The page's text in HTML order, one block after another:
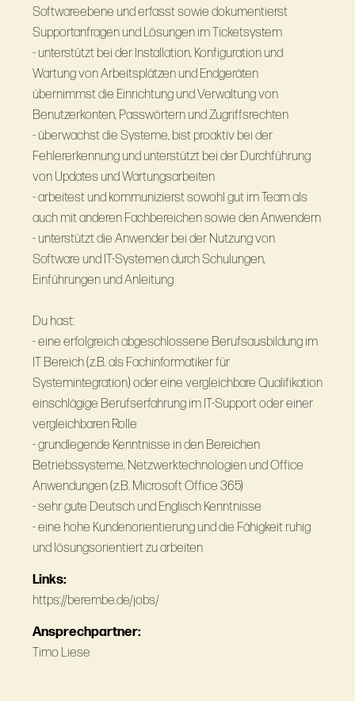
Softwareebene und erfasst sowie dokumentierst
Supportanfragen und Lösungen im Ticketsystem
- unterstützt bei der Installation, Konfiguration und
Wartung von Arbeitsplätzen und Endgeräten
übernimmst die Einrichtung und Verwaltung von
Benutzerkonten, Passwörtern und Zugriffsrechten
- überwachst die Systeme, bist proaktiv bei der
Fehlererkennung und unterstützt bei der Durchführung
von Updates und Wartungsarbeiten
- arbeitest und kommunizierst sowohl gut im Team als
auch mit anderen Fachbereichen sowie den Anwendern
- unterstützt die Anwender bei der Nutzung von
Software und IT-Systemen durch Schulungen,
Einführungen und Anleitung
Du hast:
- eine erfolgreich abgeschlossene Berufsausbildung im
IT Bereich (z.B. als Fachinformatiker für
Systemintegration) oder eine vergleichbare Qualifikation
einschlägige Berufserfahrung im IT-Support oder einer
vergleichbaren Rolle
- grundlegende Kenntnisse in den Bereichen
Betriebssysteme, Netzwerktechnologien und Office
Anwendungen (z.B. Microsoft Office 365)
- sehr gute Deutsch und Englisch Kenntnisse
- eine hohe Kundenorientierung und die Fähigkeit ruhig
und lösungsorientiert zu arbeiten
Links:
https://berembe.de/jobs/
Ansprechpartner:
Timo Liese